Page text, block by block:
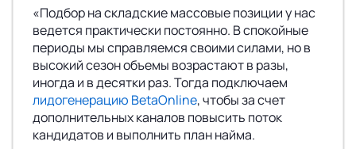
«Подбор на складские массовые позиции у нас
ведется практически постоянно. В спокойные
периоды мы справляемся своими силами, но в
высокий сезон объемы возрастают в разы,
иногда и в десятки раз. Тогда подключаем
лидогенерацию BetaOnline, чтобы за счет
дополнительных каналов повысить поток
кандидатов и выполнить план найма.